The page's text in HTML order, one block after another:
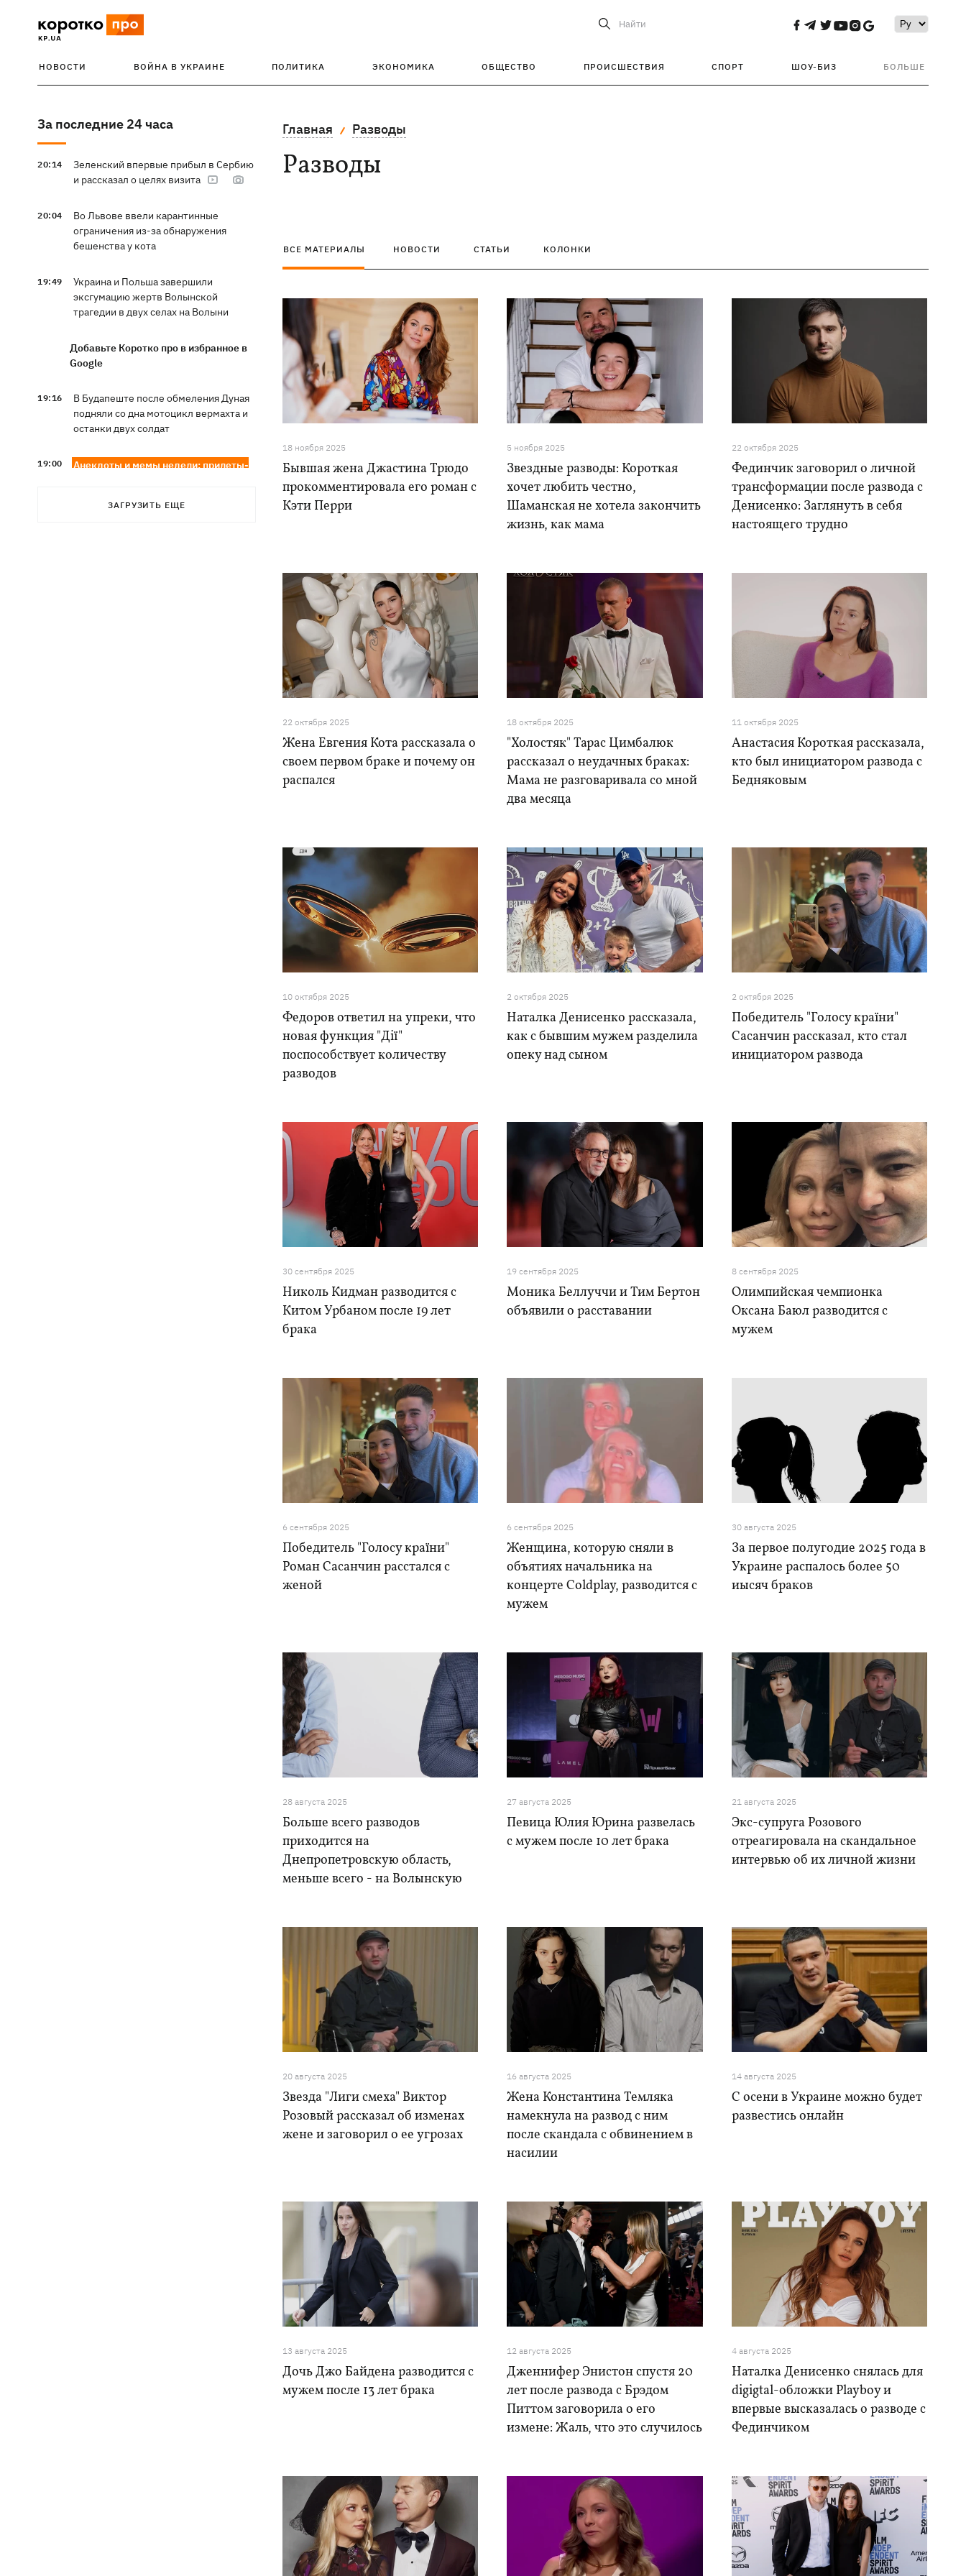
Найти
НОВОСТИ ВОЙНА В УКРАИНЕ ПОЛИТИКА ЭКОНОМИКА ОБЩЕСТВО ПРОИСШЕСТВИЯ СПОРТ ШОУ-БИЗ БОЛЬШЕ
За последние 24 часа
20:14
Зеленский впервые прибыл в Сербию
и рассказал о целях визита
20:04
Во Львове ввели карантинные
ограничения из-за обнаружения
бешенства у кота
19:49
Украина и Польша завершили
эксгумацию жертв Волынской
трагедии в двух селах на Волыни
Добавьте Коротко про в избранное в
Google
19:16
В Будапеште после обмеления Дуная
подняли со дна мотоцикл вермахта и
останки двух солдат
19:00
Анекдоты и мемы недели: прилеты-
кабачкамиЗАГРУЗИТЬ ЕЩЕ
Главная Разводы
Разводы
ВСЕ МАТЕРИАЛЫ НОВОСТИ СТАТЬИ КОЛОНКИ
18 ноября 2025
Бывшая жена Джастина Трюдо
прокомментировала его роман с
Кэти Перри
5 ноября 2025
Звездные разводы: Короткая
хочет любить честно,
Шаманская не хотела закончить
жизнь, как мама
22 октября 2025
Фединчик заговорил о личной
трансформации после развода с
Денисенко: Заглянуть в себя
настоящего трудно
22 октября 2025
Жена Евгения Кота рассказала о
своем первом браке и почему он
распался
18 октября 2025
"Холостяк" Тарас Цимбалюк
рассказал о неудачных браках:
Мама не разговаривала со мной
два месяца
11 октября 2025
Анастасия Короткая рассказала,
кто был инициатором развода с
Бедняковым
10 октября 2025
Федоров ответил на упреки, что
новая функция "Дії"
поспособствует количеству
разводов
2 октября 2025
Наталка Денисенко рассказала,
как с бывшим мужем разделила
опеку над сыном
2 октября 2025
Победитель "Голосу країни"
Сасанчин рассказал, кто стал
инициатором развода
30 сентября 2025
Николь Кидман разводится с
Китом Урбаном после 19 лет
брака
19 сентября 2025
Моника Беллуччи и Тим Бертон
объявили о расставании
8 сентября 2025
Олимпийская чемпионка
Оксана Баюл разводится с
мужем
6 сентября 2025
Победитель "Голосу країни"
Роман Сасанчин расстался с
женой
6 сентября 2025
Женщина, которую сняли в
объятиях начальника на
концерте Coldplay, разводится с
мужем
30 августа 2025
За первое полугодие 2025 года в
Украине распалось более 50
иысяч браков
28 августа 2025
Больше всего разводов
приходится на
Днепропетровскую область,
меньше всего - на Волынскую
27 августа 2025
Певица Юлия Юрина развелась
с мужем после 10 лет брака
21 августа 2025
Экс-супруга Розового
отреагировала на скандальное
интервью об их личной жизни
20 августа 2025
Звезда "Лиги смеха" Виктор
Розовый рассказал об изменах
жене и заговорил о ее угрозах
16 августа 2025
Жена Константина Темляка
намекнула на развод с ним
после скандала с обвинением в
насилии
14 августа 2025
С осени в Украине можно будет
развестись онлайн
13 августа 2025
Дочь Джо Байдена разводится с
мужем после 13 лет брака
12 августа 2025
Дженнифер Энистон спустя 20
лет после развода с Брэдом
Питтом заговорила о его
измене: Жаль, что это случилось
4 августа 2025
Наталка Денисенко снялась для
digigtal-обложки Playboy и
впервые высказалась о разводе с
Фединчиком